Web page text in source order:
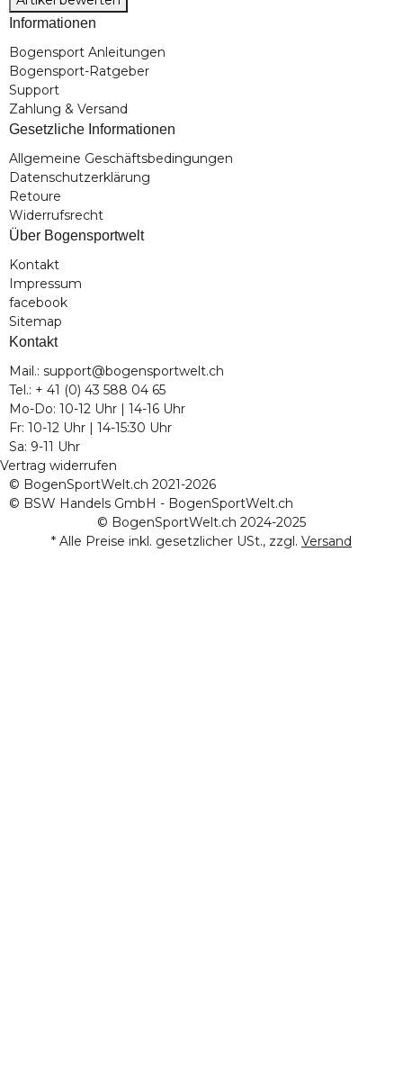
Informationen
Bogensport Anleitungen
Bogensport-Ratgeber
Support
Zahlung & Versand
Gesetzliche Informationen
Allgemeine Geschäftsbedingungen
Datenschutzerklärung
Retoure
Widerrufsrecht
Über Bogensportwelt
Kontakt
Impressum
facebook
Sitemap
Kontakt
Mail.: support@bogensportwelt.ch
Tel.: + 41 (0) 43 588 04 65
Mo-Do: 10-12 Uhr | 14-16 Uhr
Fr: 10-12 Uhr | 14-15:30 Uhr
Sa: 9-11 Uhr
Vertrag widerrufen
© BogenSportWelt.ch 2021-2026
© BSW Handels GmbH - BogenSportWelt.ch
* Alle Preise inkl. gesetzlicher USt., zzgl. Versand
© BogenSportWelt.ch 2024-2025